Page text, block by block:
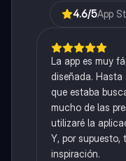
4.6/5App
La app es muy
diseñada.
que estaba
mucho de las
utilizaré la
Y, por supuesto,
inspiración.